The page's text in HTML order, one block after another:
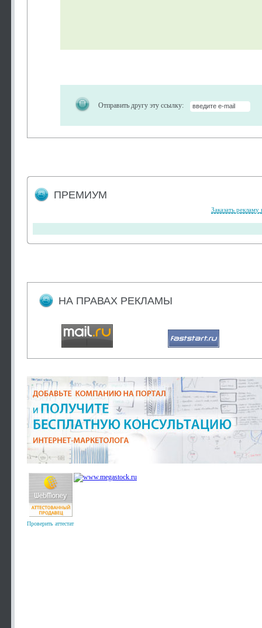
Отправить другу эту ссылку:
ПРЕМИУМ
Заказать рекламу
НА ПРАВАХ РЕКЛАМЫ
Проверить аттестат